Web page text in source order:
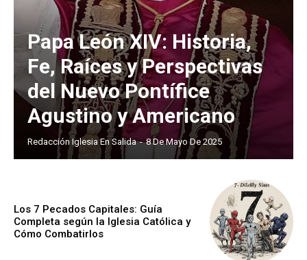
Papa León XIV: Historia,
Fe, Raíces y Perspectivas
del Nuevo Pontífice
Agustino y Americano
Redacción Iglesia En Salida - 8 De Mayo De 2025
Los 7 Pecados Capitales: Guía
Completa según la Iglesia Católica y
Cómo Combatirlos